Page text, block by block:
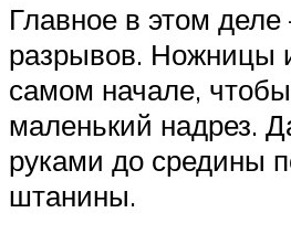
Главное в этом
разрывов. Ножницы
самом начале,
маленький надрез.
руками до средины
штанины.